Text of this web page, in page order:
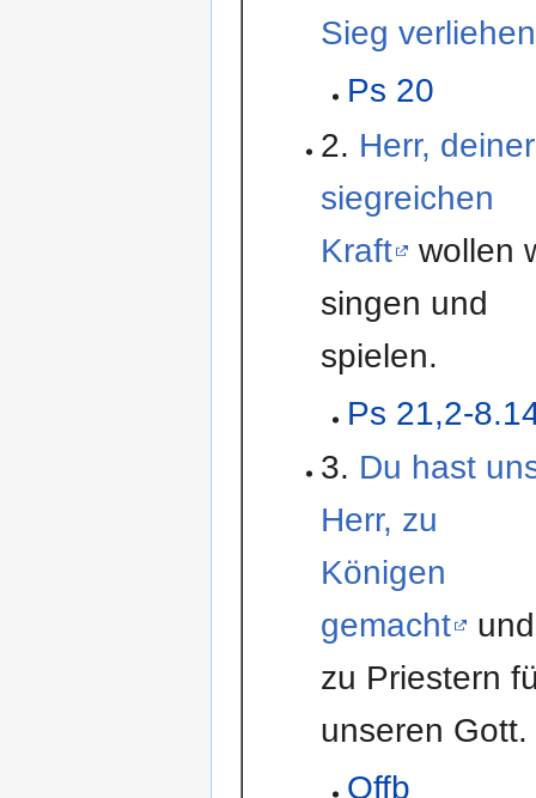
Sieg
Ps 20
2. Herr, deiner
siegreichen
Kraft
wollen
singen und
spielen.
Ps 21,2-
3. Du hast
Herr, zu
Königen
gemacht
und
zu Priestern
unseren Gott.
Offb